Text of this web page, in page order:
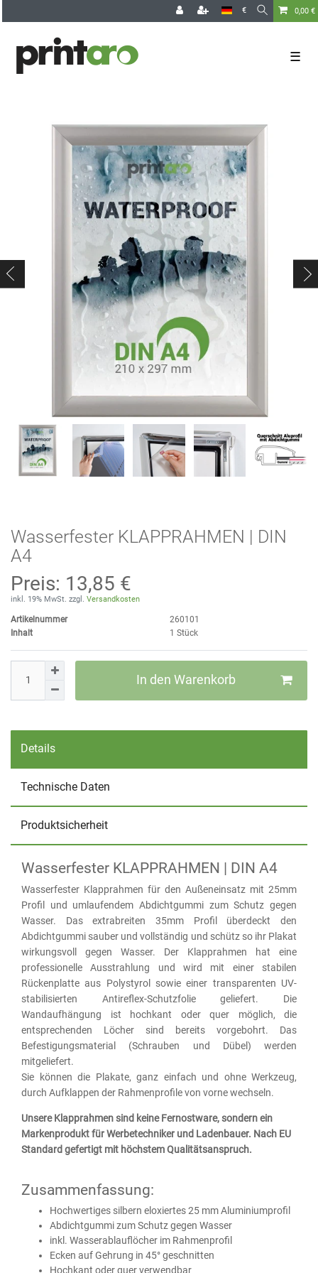
€ 0,00 €
☰
Wasserfester KLAPPRAHMEN | DIN
A4
Preis: 13,85 €
inkl. 19% MwSt. zzgl. Versandkosten
Artikelnummer
260101
Inhalt
1 Stück
In den Warenkorb
Details
Technische Daten
Produktsicherheit
Wasserfester KLAPPRAHMEN | DIN A4
Wasserfester Klapprahmen für den Außeneinsatz mit 25mm
Profil und umlaufendem Abdichtgummi zum Schutz gegen
Wasser. Das extrabreiten 35mm Profil überdeckt den
Abdichtgummi sauber und vollständig und schütz so ihr Plakat
wirkungsvoll gegen Wasser. Der Klapprahmen hat eine
professionelle Ausstrahlung und wird mit einer stabilen
Rückenplatte aus Polystyrol sowie einer transparenten UV-
stabilisierten Antireflex-Schutzfolie geliefert. Die
Wandaufhängung ist hochkant oder quer möglich, die
entsprechenden Löcher sind bereits vorgebohrt. Das
Befestigungsmaterial (Schrauben und Dübel) werden
mitgeliefert.
Sie können die Plakate, ganz einfach und ohne Werkzeug,
durch Aufklappen der Rahmenprofile von vorne wechseln.
Unsere Klapprahmen sind keine Fernostware, sondern ein
Markenprodukt für Werbetechniker und Ladenbauer. Nach EU
Standard gefertigt mit höchstem Qualitätsanspruch.
Zusammenfassung:
Hochwertiges silbern eloxiertes 25 mm Aluminiumprofil
Abdichtgummi zum Schutz gegen Wasser
inkl. Wasserablauflöcher im Rahmenprofil
Ecken auf Gehrung in 45° geschnitten
Hochkant oder quer verwendbar